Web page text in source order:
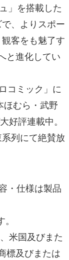
」を搭載した
、よりスポー
客をも魅了す
と進化してい
コミック」に
ほむら・武野
好評連載中。
列にて絶賛放
・仕様は製品
米国及びまた
標及びまたは